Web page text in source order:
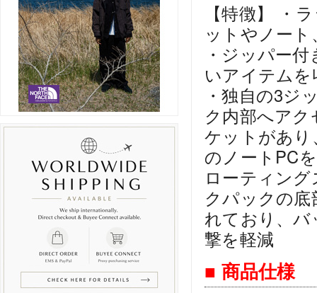
【特徴】 ・
ットやノー
・ジッパー
いアイテム
・独自の3ジ
ク内部へア
ケットがあり
のノートPC
ローティン
クパックの
れており、
撃を軽減
■ 商品仕様